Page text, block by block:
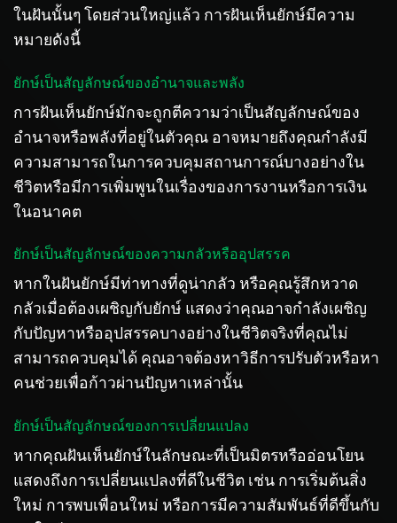
ในฝันนั้นๆ โดยส่วนใหญ่แล้ว การฝันเห็นยักษ์มีความ
หมายดังนี้
ยักษ์เป็นสัญลักษณ์ของอำนาจและพลัง
การฝันเห็นยักษ์มักจะถูกตีความว่าเป็นสัญลักษณ์ของ
อำนาจหรือพลังที่อยู่ในตัวคุณ อาจหมายถึงคุณกำลังมี
ความสามารถในการควบคุมสถานการณ์บางอย่างใน
ชีวิตหรือมีการเพิ่มพูนในเรื่องของการงานหรือการเงิน
ในอนาคต
ยักษ์เป็นสัญลักษณ์ของความกลัวหรืออุปสรรค
หากในฝันยักษ์มีท่าทางที่ดูน่ากลัว หรือคุณรู้สึกหวาด
กลัวเมื่อต้องเผชิญกับยักษ์ แสดงว่าคุณอาจกำลังเผชิญ
กับปัญหาหรืออุปสรรคบางอย่างในชีวิตจริงที่คุณไม่
สามารถควบคุมได้ คุณอาจต้องหาวิธีการปรับตัวหรือหา
คนช่วยเพื่อก้าวผ่านปัญหาเหล่านั้น
ยักษ์เป็นสัญลักษณ์ของการเปลี่ยนแปลง
หากคุณฝันเห็นยักษ์ในลักษณะที่เป็นมิตรหรืออ่อนโยน
แสดงถึงการเปลี่ยนแปลงที่ดีในชีวิต เช่น การเริ่มต้นสิ่ง
ใหม่ การพบเพื่อนใหม่ หรือการมีความสัมพันธ์ที่ดีขึ้นกับ